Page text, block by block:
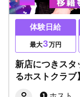
体験日給
最大3万円
新店につきスタ
るホストクラブ